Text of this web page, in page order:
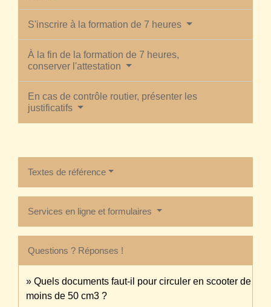
S'inscrire à la formation de 7 heures
À la fin de la formation de 7 heures,
conserver l'attestation
En cas de contrôle routier, présenter les
justificatifs
Textes de référence
Services en ligne et formulaires
Questions ? Réponses !
Quels documents faut-il pour circuler en scooter de
moins de 50 cm3 ?